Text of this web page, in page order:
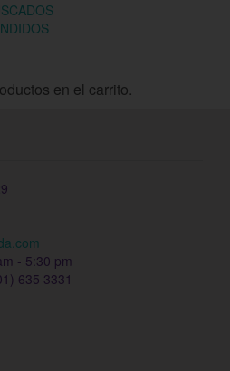
en el carrito.
- 5:30 pm
635 3331